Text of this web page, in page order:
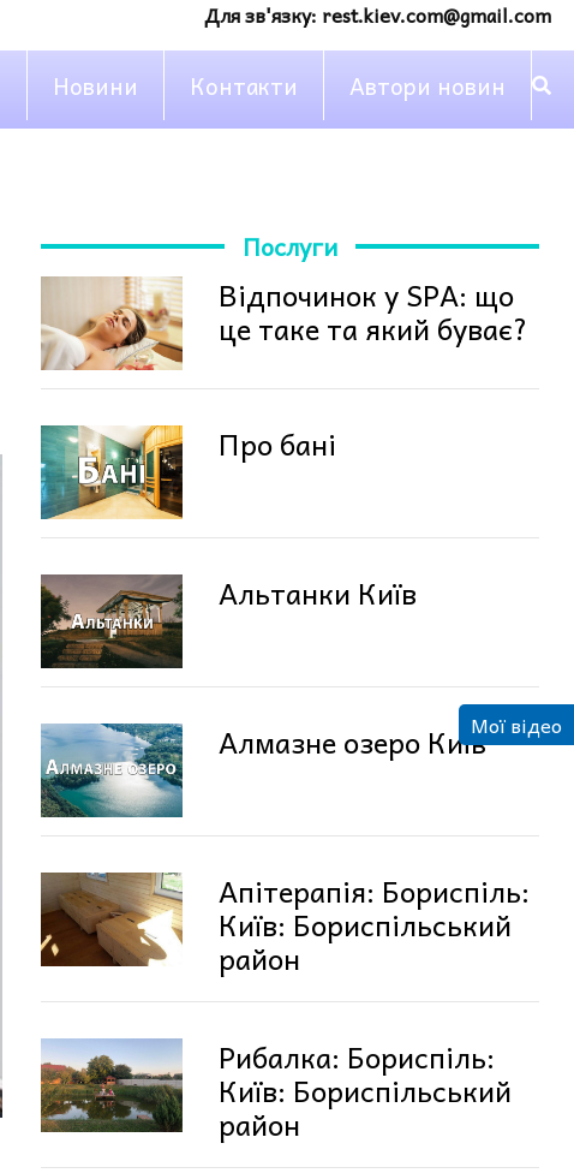
Для зв'язку: rest.kiev.com@gmail.com
Новини Контакти Автори новин
Послуги
Відпочинок у SPA: що
це таке та який буває?
Про бані
Альтанки Київ
Алмазне озеро Київ
Апітерапія: Бориспіль:
Київ: Бориспільський
район
Рибалка: Бориспіль:
Київ: Бориспільський
район
Мої відео